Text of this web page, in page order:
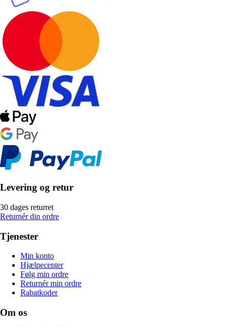
Levering og retur
30 dages returret
Returnér din ordre
Tjenester
Min konto
Hjælpecenter
Følg min ordre
Returnér min ordre
Rabatkoder
Om os